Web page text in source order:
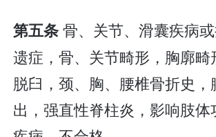
第五条骨、关节、滑囊疾病
遗症，骨、关节畸形，胸廓畸
脱臼，颈、胸、腰椎骨折史，
出，强直性脊柱炎，影响肢体